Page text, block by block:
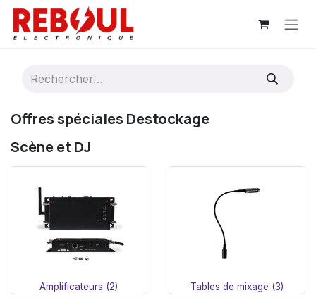
Se rendre au contenu
Offres spéciales Destockage
Scène et DJ
Amplificateurs (2) Tables de mixage (3)